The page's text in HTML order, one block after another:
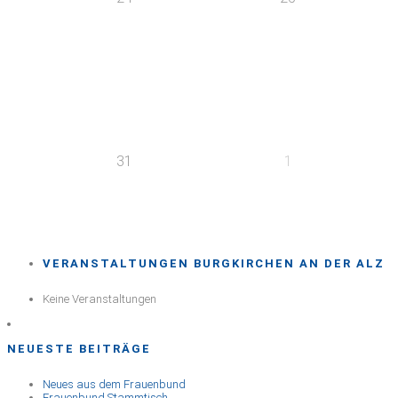
31 1
VERANSTALTUNGEN BURGKIRCHEN AN DER ALZ
Keine Veranstaltungen
NEUESTE BEITRÄGE
Neues aus dem Frauenbund